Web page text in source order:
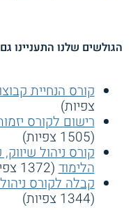
הגולשים שלנו התעניינו
קורס הנחיית
צפיות)
רישום לקורס
(1505 צפיות)
קורס ניהול
הלימוד(1372 צפיות)
קבלה לקורס
(1344 צפיות)